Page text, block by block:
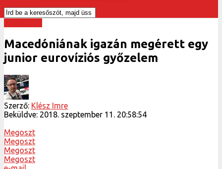
Macedóniának igazán megérett egy
junior eurovíziós győzelem
Szerző: Klész Imre
Beküldve: 2018. szeptember 11. 20:58:54
Megoszt
Megoszt
Megoszt
Megoszt